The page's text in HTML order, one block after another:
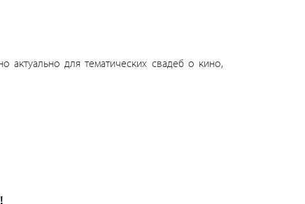
для тематических свадеб о кино,